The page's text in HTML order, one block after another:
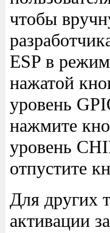
чтобы
ESP в
нажатой
уровень
нажмите
уровень
отпустите
Для других
активации